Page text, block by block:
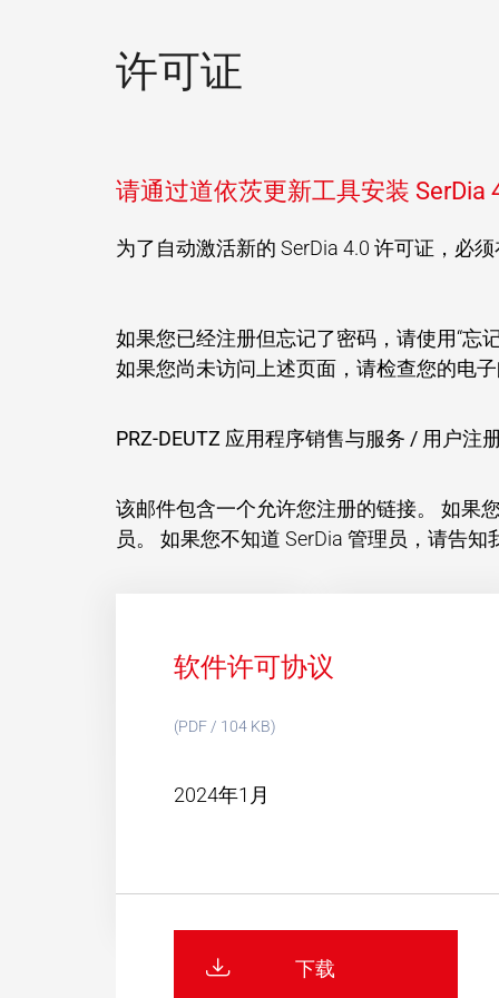
许可证
请通过道依茨更新工具安装 SerDia
为了自动激活新的 SerDia 4.0 许可证，必
如果您已经注册但忘记了密码，请使用“忘
如果您尚未访问上述页面，请检查您的电
PRZ-DEUTZ 应用程序销售与服务 / 用户注
该邮件包含一个允许您注册的链接。 如果
员。 如果您不知道 SerDia 管理员，请告
软件许可协议
(PDF / 104 KB)
2024年1月
下载